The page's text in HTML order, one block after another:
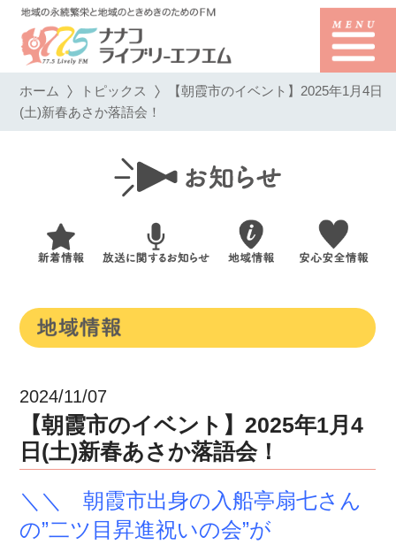
ホーム トピックス 【朝霞市のイベント】2025年1月4日
(土)新春あさか落語会！
2024/11/07
【朝霞市のイベント】2025年1月4
日(土)新春あさか落語会！
＼＼ 朝霞市出身の入船亭扇七さん
の”二ツ目昇進祝いの会”が